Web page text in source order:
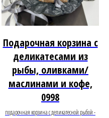
Подарочная корзина с
деликатесами из
рыбы, оливками/
маслинами и кофе,
0998
подарочная корзина с деликатесной рыбой -